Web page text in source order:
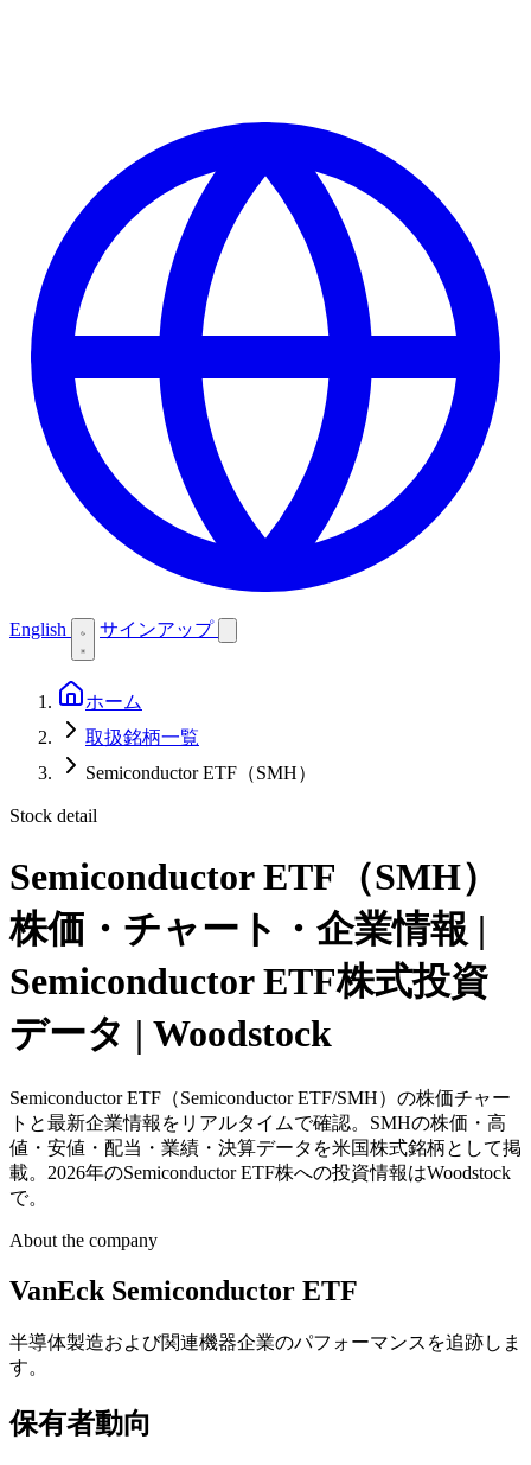
English サインアップ
ホーム
取扱銘柄一覧
Semiconductor ETF（SMH）
Stock detail
Semiconductor ETF（SMH）
株価・チャート・企業情報 |
Semiconductor ETF株式投資
データ | Woodstock
Semiconductor ETF（Semiconductor ETF/SMH）の株価チャー
トと最新企業情報をリアルタイムで確認。SMHの株価・高
値・安値・配当・業績・決算データを米国株式銘柄として掲
載。2026年のSemiconductor ETF株への投資情報はWoodstock
で。
About the company
VanEck Semiconductor ETF
半導体製造および関連機器企業のパフォーマンスを追跡しま
す。
保有者動向